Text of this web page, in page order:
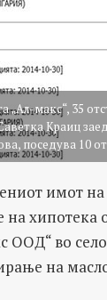
„Ал-макс“, 35
Краиц
поседува 10
имот
хипотека
во
на